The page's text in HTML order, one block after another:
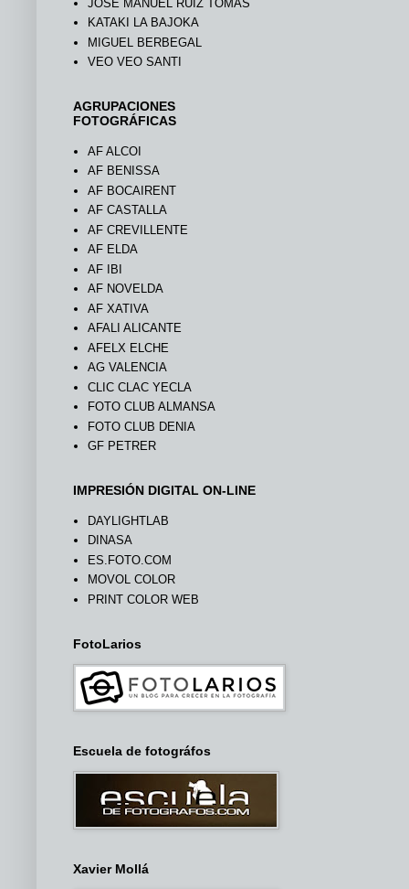
JOSÉ MANUEL RUIZ TOMÁS
KATAKI LA BAJOKA
MIGUEL BERBEGAL
VEO VEO SANTI
AGRUPACIONES
FOTOGRÁFICAS
AF ALCOI
AF BENISSA
AF BOCAIRENT
AF CASTALLA
AF CREVILLENTE
AF ELDA
AF IBI
AF NOVELDA
AF XATIVA
AFALI ALICANTE
AFELX ELCHE
AG VALENCIA
CLIC CLAC YECLA
FOTO CLUB ALMANSA
FOTO CLUB DENIA
GF PETRER
IMPRESIÓN DIGITAL ON-LINE
DAYLIGHTLAB
DINASA
ES.FOTO.COM
MOVOL COLOR
PRINT COLOR WEB
FotoLarios
Escuela de fotográfos
Xavier Mollá